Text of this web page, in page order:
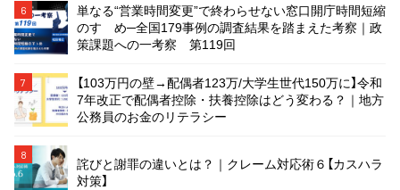
6
単なる“営業時間変更”で終わらせない窓口開庁時間短縮
のすゝめ─全国179事例の調査結果を踏まえた考察｜政
策課題への一考察 第119回
7
【103万円の壁→配偶者123万/大学生世代150万に】令和
7年改正で配偶者控除・扶養控除はどう変わる？｜地方
公務員のお金のリテラシー
8
詫びと謝罪の違いとは？｜クレーム対応術６【カスハラ
対策】